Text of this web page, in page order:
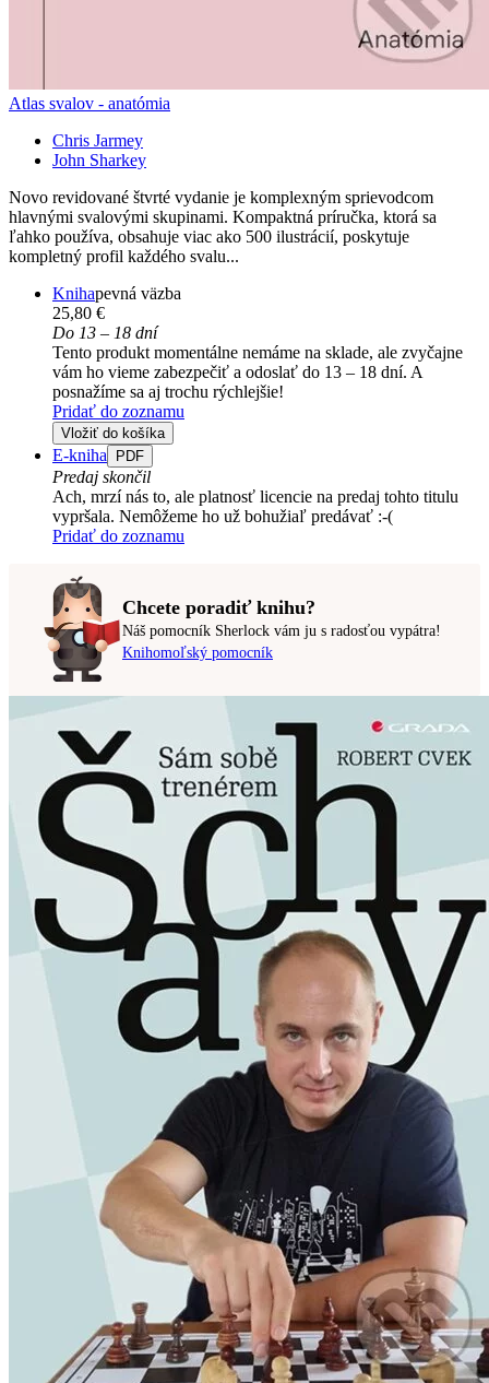
Atlas svalov - anatómia
Chris Jarmey
John Sharkey
Novo revidované štvrté vydanie je komplexným sprievodcom
hlavnými svalovými skupinami. Kompaktná príručka, ktorá sa
ľahko používa, obsahuje viac ako 500 ilustrácií, poskytuje
kompletný profil každého svalu...
Knihapevná väzba
25,80 €
Do 13 – 18 dní
Tento produkt momentálne nemáme na sklade, ale zvyčajne
vám ho vieme zabezpečiť a odoslať do 13 – 18 dní. A
posnažíme sa aj trochu rýchlejšie!
Pridať do zoznamu
Vložiť do košíka
E-kniha PDF
Predaj skončil
Ach, mrzí nás to, ale platnosť licencie na predaj tohto titulu
vypršala. Nemôžeme ho už bohužiaľ predávať :-(
Pridať do zoznamu
Chcete poradiť knihu?
Náš pomocník Sherlock vám ju s radosťou vypátra!
Knihomoľský pomocník